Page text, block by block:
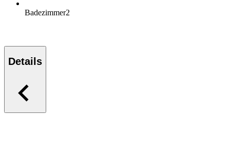
Badezimmer2
Details